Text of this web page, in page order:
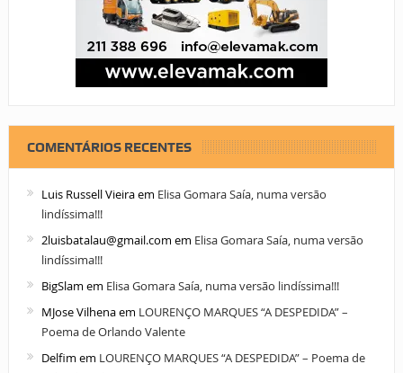
COMENTÁRIOS RECENTES
Luis Russell Vieiraem Elisa Gomara Saía, numa versão
lindíssima!!!
2luisbatalau@gmail.com em Elisa Gomara Saía, numa versão
lindíssima!!!
BigSlam em Elisa Gomara Saía, numa versão lindíssima!!!
MJose Vilhenaem LOURENÇO MARQUES “A DESPEDIDA” –
Poema de Orlando Valente
Delfim em LOURENÇO MARQUES “A DESPEDIDA” – Poema de